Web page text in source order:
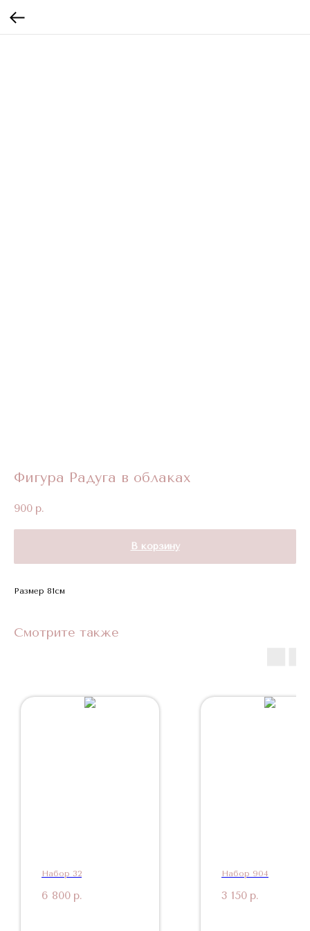
Фигура Радуга в облаках
900 р.
В корзину
Размер 81см
Смотрите также
Набор 32
6 800 р.
Набор 904
3 150 р.